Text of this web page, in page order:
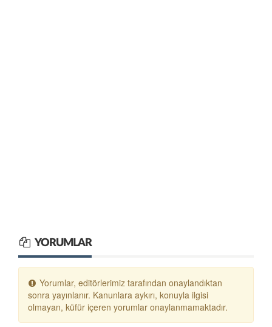
YORUMLAR
Yorumlar, editörlerimiz tarafından onaylandıktan
sonra yayınlanır. Kanunlara aykırı, konuyla ilgisi
olmayan, küfür içeren yorumlar onaylanmamaktadır.